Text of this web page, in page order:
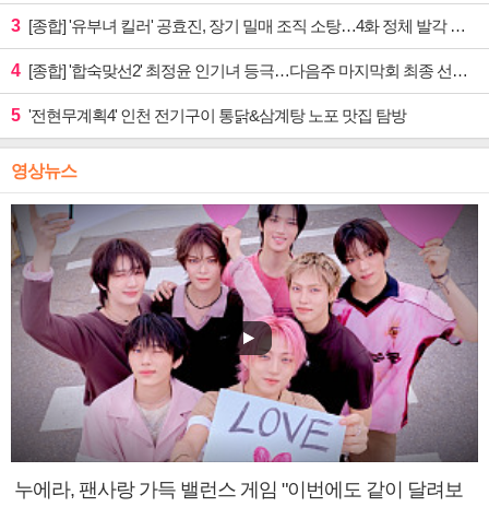
3 [종합] '유부녀 킬러' 공효진, 장기 밀매 조직 소탕…4화 정체 발각 위기 예고
4 [종합] '합숙맞선2' 최정윤 인기녀 등극…다음주 마지막회 최종 선택 예고
5 '전현무계획4' 인천 전기구이 통닭&삼계탕 노포 맛집 탐방
영상뉴스
누에라, 팬사랑 가득 밸런스 게임 "이번에도 같이 달려보